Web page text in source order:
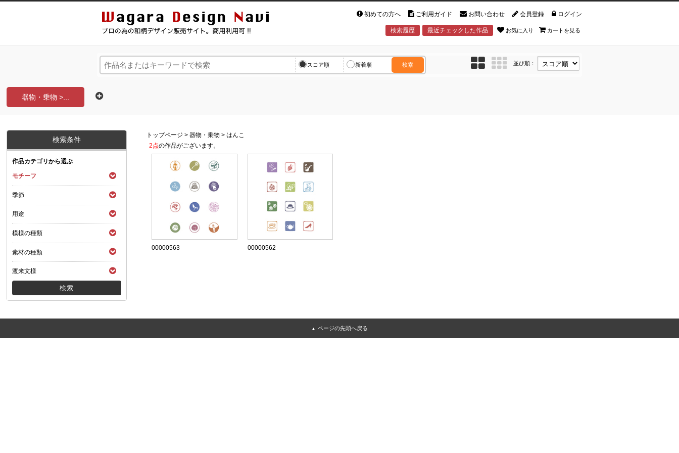
初めての方へ ご利用ガイド お問い合わせ 会員登録 ログイン
検索履歴 最近チェックした作品 お気に入り カートを見る
スコア順 新着順 検索 並び順：
器物・乗物 >...
検索条件
作品カテゴリから選ぶ
モチーフ
季節
用途
模様の種類
素材の種類
渡来文様
トップページ >器物・乗物 >はんこ
2点の作品がございます。
00000563 00000562
ページの先頭へ戻る